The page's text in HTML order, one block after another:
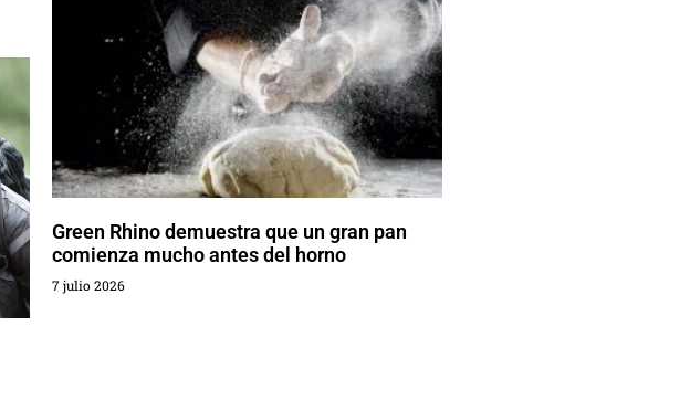
Green Rhino demuestra que un gran pan
comienza mucho antes del horno
7 julio 2026